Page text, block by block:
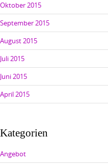
Oktober 2015
September 2015
August 2015
Juli 2015
Juni 2015
April 2015
Kategorien
Angebot